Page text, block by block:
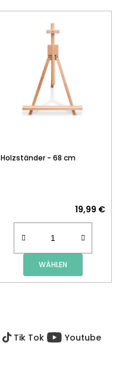
Holzständer - 68 cm
19,99 €
WÄHLEN
Tik Tok Youtube